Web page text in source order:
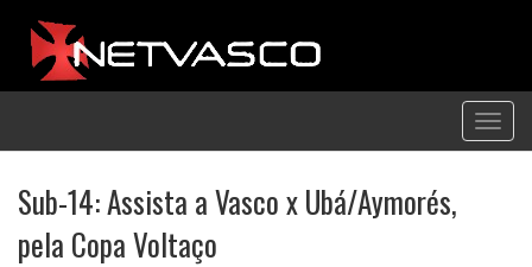
Sub-14: Assista a Vasco x Ubá/Aymorés,
pela Copa Voltaço